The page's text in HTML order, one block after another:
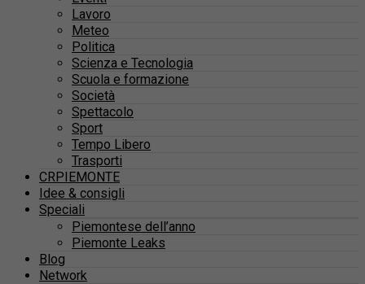
Lavoro
Meteo
Politica
Scienza e Tecnologia
Scuola e formazione
Società
Spettacolo
Sport
Tempo Libero
Trasporti
CRPIEMONTE
Idee & consigli
Speciali
Piemontese dell’anno
Piemonte Leaks
Blog
Network